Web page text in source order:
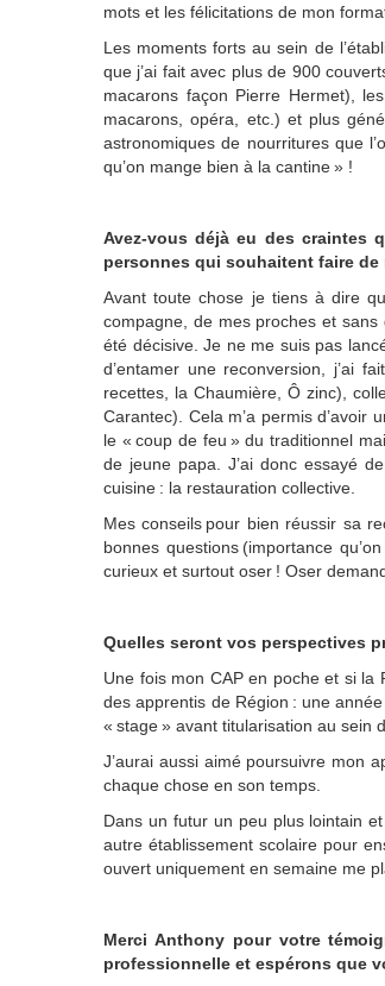
mots et les félicitations de mon
Les moments forts au sein de
que j’ai fait avec plus de 900
macarons façon Pierre Hermet),
macarons, opéra, etc.) et plus
astronomiques de nourritures que
qu’on mange bien à la cantine » !
Avez-vous déjà eu des craintes
personnes qui souhaitent faire de
Avant toute chose je tiens à dire
compagne, de mes proches et
été décisive. Je ne me suis pas
d’entamer une reconversion, j’ai
recettes, la Chaumière, Ô zinc),
Carantec). Cela m’a permis d’avoir u
le « coup de feu » du traditionnel
de jeune papa. J’ai donc essayé
cuisine : la restauration collective.
Mes conseils pour bien réussir sa
bonnes questions (importance
curieux et surtout oser ! Oser
Quelles seront vos perspectives
Une fois mon CAP en poche et si la
des apprentis de Région : une
« stage » avant titularisation au sein
J’aurai aussi aimé poursuivre mon
chaque chose en son temps.
Dans un futur un peu plus lointain
autre établissement scolaire pour
ouvert uniquement en semaine me
Merci Anthony pour votre
professionnelle et espérons que